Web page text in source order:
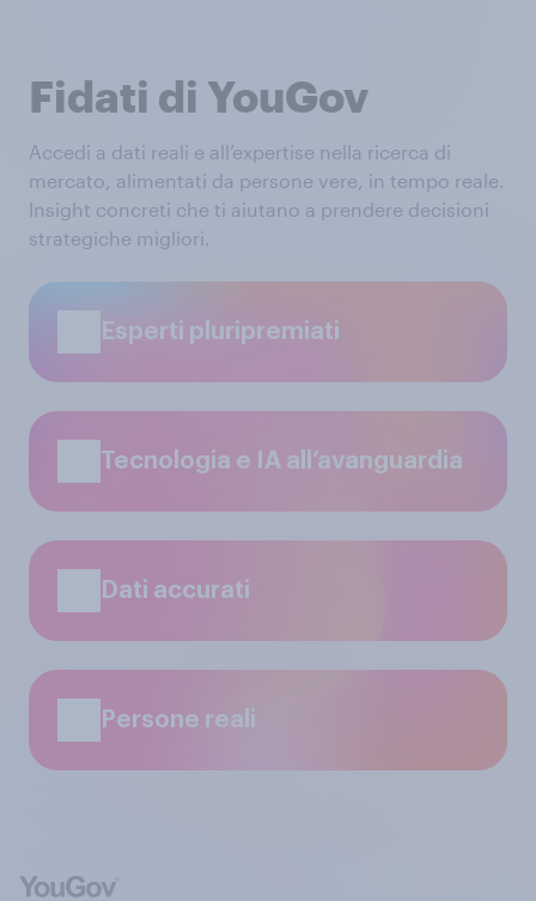
Fidati di YouGov
Accedi a dati reali e all’expertise nella ricerca di
mercato, alimentati da persone vere, in tempo reale.
Insight concreti che ti aiutano a prendere decisioni
strategiche migliori.
Esperti pluripremiati
Tecnologia e IA all’avanguardia
Dati accurati
Persone reali